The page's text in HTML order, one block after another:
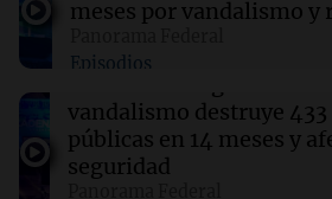
08:30 Sociedad
accesibles y con menos
08:27 La Cadena del Gol
River se enfrentará a Tigre
para el futuro de Coudet
meses por vandalismo y
Episodios
vandalismo destruye
públicas en 14 meses y
seguridad